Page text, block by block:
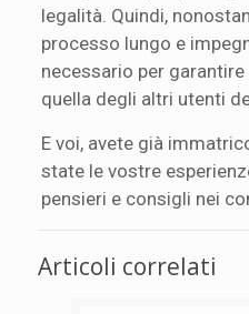
legalità. Quindi,
processo lungo e
necessario per
quella degli altri utenti
E voi, avete già
state le vostre
pensieri e consigli nei
Articoli correlati